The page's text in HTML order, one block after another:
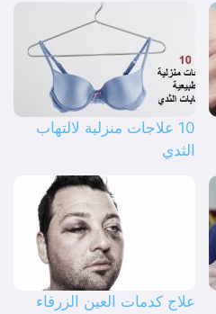
10 علاجات منزلية لالتهاب
الثدي
علاج كدمات العين الزرقاء